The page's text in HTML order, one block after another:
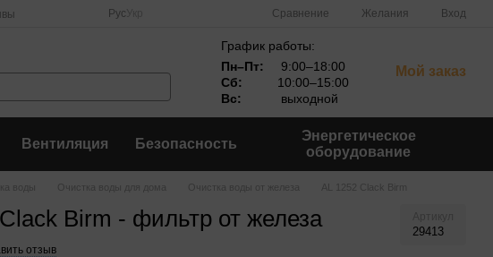
Рус Сравнение Желания Вход
График работы:
Пн–Пт:
9:00–18:00
Сб:
10:00–15:00
Вс:
выходной
Мой заказ
Вентиляция Безопасность
Энергетическое
оборудование
воды Очистка воды для дома Очистка воды от железа AL 1252 Clack Birm
Birm - фильтр от железа 29413
отзыв